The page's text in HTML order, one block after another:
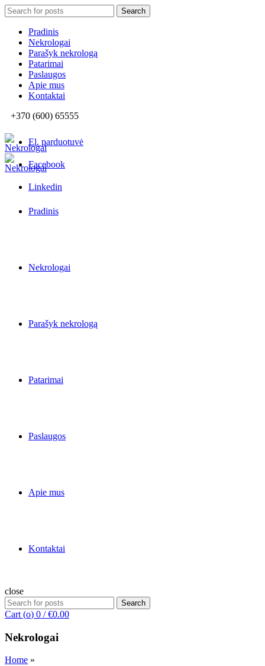
Search
for:
Search
Pradinis
Nekrologai
Parašyk nekrologą
Patarimai
Paslaugos
Apie mus
Kontaktai
+370 (600) 65555
El. parduotuvė
Facebook
Linkedin
Pradinis
Nekrologai
Parašyk nekrologą
Patarimai
Paslaugos
Apie mus
Kontaktai
close
Search
for:
Search
Cart (o) 0 / €0.00
Nekrologai
Home »